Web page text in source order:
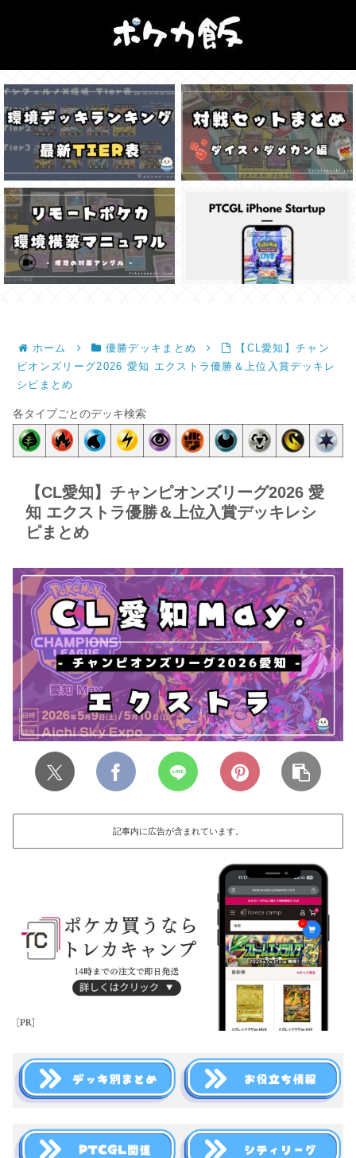
ホーム 優勝デッキまとめ
【CL愛知】チャン
ピオンズリーグ2026 愛知 エクストラ優勝＆上位入賞デッキレ
シピまとめ
各タイプごとのデッキ検索
【CL愛知】チャンピオンズリーグ2026 愛
知 エクストラ優勝＆上位入賞デッキレシ
ピまとめ
記事内に広告が含まれています。